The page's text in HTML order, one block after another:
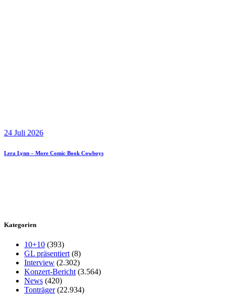
24 Juli 2026
Lera Lynn – More Comic Book Cowboys
Kategorien
10+10 (393)
GL präsentiert (8)
Interview (2.302)
Konzert-Bericht (3.564)
News (420)
Tonträger(22.934)